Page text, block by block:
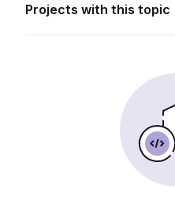
Projects with this topic